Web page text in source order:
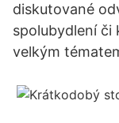
diskutované
spolubydlení či
velkým